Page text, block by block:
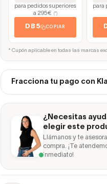
para pedidos superiores
a 295€
(*)
DB5 COPIAR
para
* Cupón aplicable en todas las marcas
Fracciona tu pago con
¿Necesitas
elegir este
Llámanos y te
compra. ¡Te
inmediato!